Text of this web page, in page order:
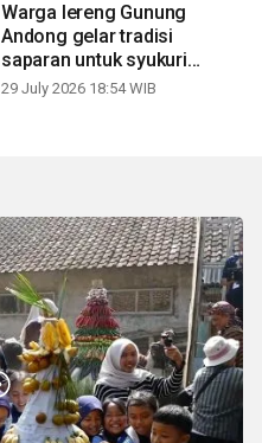
Warga lereng Gunung
Andong gelar tradisi
saparan untuk syukuri
panen
29 July 2026 18:54 WIB